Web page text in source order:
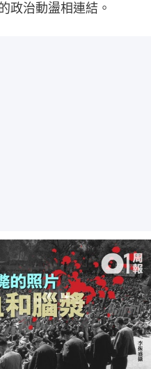
政治動盪相連結。